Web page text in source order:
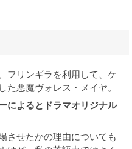
フリンギラを利用して、ケ
悪魔ヴォレス・メイヤ。
によるとドラマオリジナル
させたかの理由についても